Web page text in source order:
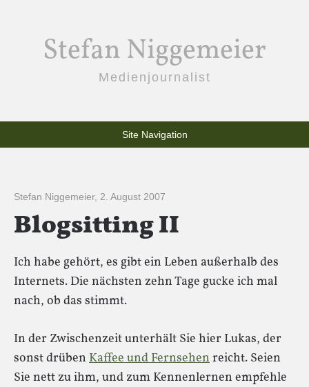
Stefan Niggemeier
Medienjournalist
Site Navigation
Stefan Niggemeier, 2. August 2007
Blogsitting II
Ich habe gehört, es gibt ein Leben außerhalb des
Internets. Die nächsten zehn Tage gucke ich mal
nach, ob das stimmt.
In der Zwischenzeit unterhält Sie hier Lukas, der
sonst drüben Kaffee und Fernsehenreicht. Seien
Sie nett zu ihm, und zum Kennenlernen empfehle